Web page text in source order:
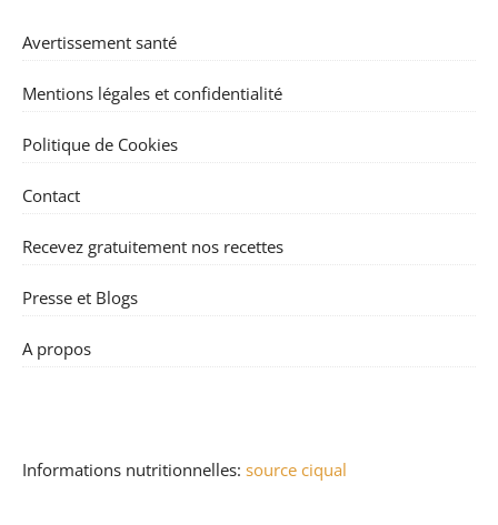
Avertissement santé
Mentions légales et confidentialité
Politique de Cookies
Contact
Recevez gratuitement nos recettes
Presse et Blogs
A propos
Informations nutritionnelles: source ciqual